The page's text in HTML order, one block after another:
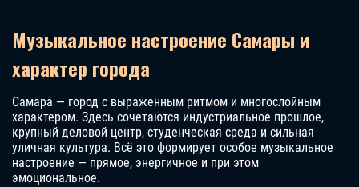
Музыкальное настроение Самары и
характер города
Самара — город с выраженным ритмом и многослойным
характером. Здесь сочетаются индустриальное прошлое,
крупный деловой центр, студенческая среда и сильная
уличная культура. Всё это формирует особое музыкальное
настроение — прямое, энергичное и при этом
эмоциональное.